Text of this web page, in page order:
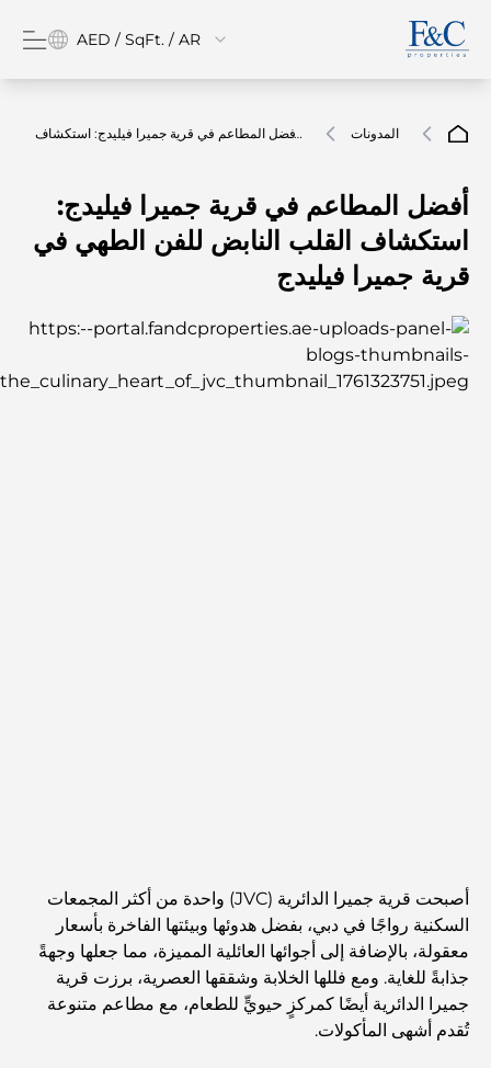
AED / SqFt. / AR
المدونات
أفضل المطاعم في قرية جميرا فيليدج: استكشاف
أفضل المطاعم في قرية جميرا فيليدج:
استكشاف القلب النابض للفن الطهي في
قرية جميرا فيليدج
أصبحت قرية جميرا الدائرية (JVC) واحدة من أكثر المجمعات
السكنية رواجًا في دبي، بفضل هدوئها وبيئتها الفاخرة بأسعار
معقولة، بالإضافة إلى أجوائها العائلية المميزة، مما جعلها وجهةً
جذابةً للغاية. ومع فللها الخلابة وشققها العصرية، برزت قرية
جميرا الدائرية أيضًا كمركزٍ حيويٍّ للطعام، مع مطاعم متنوعة
تُقدم أشهى المأكولات.